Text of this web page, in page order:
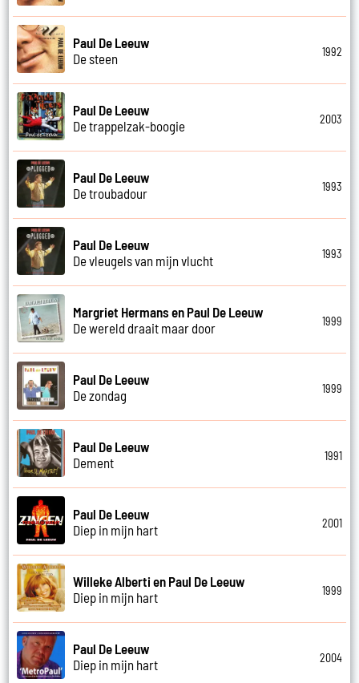
Paul De Leeuw
De steen
1992
Paul De Leeuw
De trappelzak-boogie
2003
Paul De Leeuw
De troubadour
1993
Paul De Leeuw
De vleugels van mijn vlucht
1993
Margriet Hermans en Paul De Leeuw
De wereld draait maar door
1999
Paul De Leeuw
De zondag
1999
Paul De Leeuw
Dement
1991
Paul De Leeuw
Diep in mijn hart
2001
Willeke Alberti en Paul De Leeuw
Diep in mijn hart
1999
Paul De Leeuw
Diep in mijn hart
2004